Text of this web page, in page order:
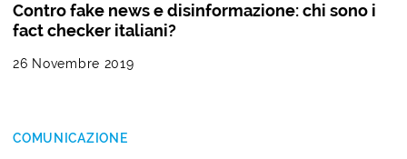
Contro fake news e disinformazione: chi sono i
fact checker italiani?
26 Novembre 2019
COMUNICAZIONE